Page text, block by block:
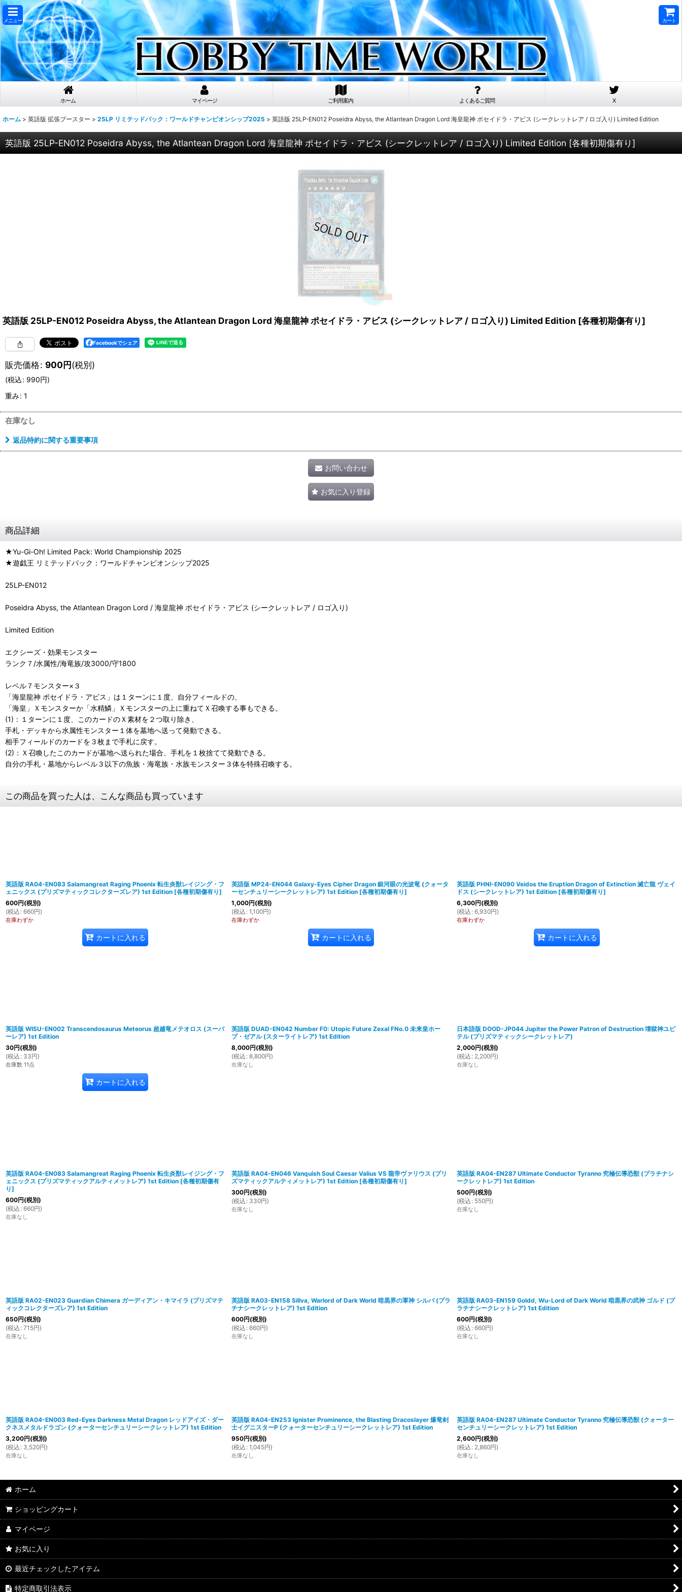
メニュー カート
ホーム マイページ ご利用案内 よくあるご質問 X
ホーム > 英語版 拡張ブースター > 25LP リミテッドパック：ワールドチャンピオンシップ2025 > 英語版 25LP-EN012 Poseidra Abyss, the Atlantean Dragon Lord 海皇龍神 ポセイドラ・アビス (シークレットレア / ロゴ入り) Limited Edition
英語版 25LP-EN012 Poseidra Abyss, the Atlantean Dragon Lord 海皇龍神 ポセイドラ・アビス (シークレットレア / ロゴ入り) Limited Edition [各種初期傷有り]
英語版 25LP-EN012 Poseidra Abyss, the Atlantean Dragon Lord 海皇龍神 ポセイドラ・アビス (シークレットレア / ロゴ入り) Limited Edition [各種初期傷有り]
Facebookでシェア
販売価格: 900円(税別)
(税込: 990円)
重み: 1
在庫なし
返品特約に関する重要事項
お問い合わせ
お気に入り登録
商品詳細
★Yu-Gi-Oh! Limited Pack: World Championship 2025
★遊戯王 リミテッドパック：ワールドチャンピオンシップ2025
25LP-EN012
Poseidra Abyss, the Atlantean Dragon Lord / 海皇龍神 ポセイドラ・アビス (シークレットレア / ロゴ入り)
Limited Edition
エクシーズ・効果モンスター
ランク７/水属性/海竜族/攻3000/守1800
レベル７モンスター×３
「海皇龍神 ポセイドラ・アビス」は１ターンに１度、自分フィールドの、
「海皇」Ｘモンスターか「水精鱗」Ｘモンスターの上に重ねてＸ召喚する事もできる。
(1)：１ターンに１度、このカードのＸ素材を２つ取り除き、
手札・デッキから水属性モンスター１体を墓地へ送って発動できる。
相手フィールドのカードを３枚まで手札に戻す。
(2)：Ｘ召喚したこのカードが墓地へ送られた場合、手札を１枚捨てて発動できる。
自分の手札・墓地からレベル３以下の魚族・海竜族・水族モンスター３体を特殊召喚する。
この商品を買った人は、こんな商品も買っています
英語版 RA04-EN083 Salamangreat Raging Phoenix 転生炎獣レイジング・フ
ェニックス (プリズマティックコレクターズレア) 1st Edition [各種初期傷有り]
600円(税別)
(税込 : 660円)
在庫わずか
カートに入れる
英語版 MP24-EN044 Galaxy-Eyes Cipher Dragon 銀河眼の光波竜 (クォータ
ーセンチュリーシークレットレア) 1st Edition [各種初期傷有り]
1,000円(税別)
(税込 : 1,100円)
在庫わずか
カートに入れる
英語版 PHNI-EN090 Veidos the Eruption Dragon of Extinction 滅亡龍 ヴェイ
ドス (シークレットレア) 1st Edition [各種初期傷有り]
6,300円(税別)
(税込 : 6,930円)
在庫わずか
カートに入れる
英語版 WISU-EN002 Transcendosaurus Meteorus 超越竜メテオロス (スーパ
ーレア) 1st Edition
30円(税別)
(税込 : 33円)
在庫数 11点
カートに入れる
英語版 DUAD-EN042 Number F0: Utopic Future Zexal FNo.0 未来皇ホー
プ・ゼアル (スターライトレア) 1st Edition
8,000円(税別)
(税込 : 8,800円)
在庫なし
日本語版 DOOD-JP044 Jupiter the Power Patron of Destruction 壊獄神ユピ
テル (プリズマティックシークレットレア)
2,000円(税別)
(税込 : 2,200円)
在庫なし
英語版 RA04-EN083 Salamangreat Raging Phoenix 転生炎獣レイジング・フ
ェニックス (プリズマティックアルティメットレア) 1st Edition [各種初期傷有
り]
600円(税別)
(税込 : 660円)
在庫なし
英語版 RA04-EN046 Vanquish Soul Caesar Valius VS 龍帝ヴァリウス (プリ
ズマティックアルティメットレア) 1st Edition [各種初期傷有り]
300円(税別)
(税込 : 330円)
在庫なし
英語版 RA04-EN287 Ultimate Conductor Tyranno 究極伝導恐獣 (プラチナシ
ークレットレア) 1st Edition
500円(税別)
(税込 : 550円)
在庫なし
英語版 RA02-EN023 Guardian Chimera ガーディアン・キマイラ (プリズマテ
ィックコレクターズレア) 1st Edition
650円(税別)
(税込 : 715円)
在庫なし
英語版 RA03-EN158 Sillva, Warlord of Dark World 暗黒界の軍神 シルバ (プラ
チナシークレットレア) 1st Edition
600円(税別)
(税込 : 660円)
在庫なし
英語版 RA03-EN159 Goldd, Wu-Lord of Dark World 暗黒界の武神 ゴルド (プ
ラチナシークレットレア) 1st Edition
600円(税別)
(税込 : 660円)
在庫なし
英語版 RA04-EN003 Red-Eyes Darkness Metal Dragon レッドアイズ・ダー
クネスメタルドラゴン (クォーターセンチュリーシークレットレア) 1st Edition
3,200円(税別)
(税込 : 3,520円)
在庫なし
英語版 RA04-EN253 Ignister Prominence, the Blasting Dracoslayer 爆竜剣
士イグニスターP (クォーターセンチュリーシークレットレア) 1st Edition
950円(税別)
(税込 : 1,045円)
在庫なし
英語版 RA04-EN287 Ultimate Conductor Tyranno 究極伝導恐獣 (クォーター
センチュリーシークレットレア) 1st Edition
2,600円(税別)
(税込 : 2,860円)
在庫なし
ホーム
ショッピングカート
マイページ
お気に入り
最近チェックしたアイテム
特定商取引法表示